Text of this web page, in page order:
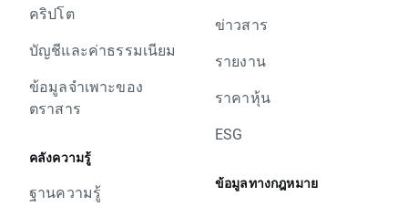
คริปโต
บัญชีและค่าธรรมเนียม
ข้อมูลจำเพาะของ
ตราสาร
คลังความรู้
ฐานความรู้
ข่าวสาร
รายงาน
ราคาหุ้น
ESG
ข้อมูลทางกฎหมาย